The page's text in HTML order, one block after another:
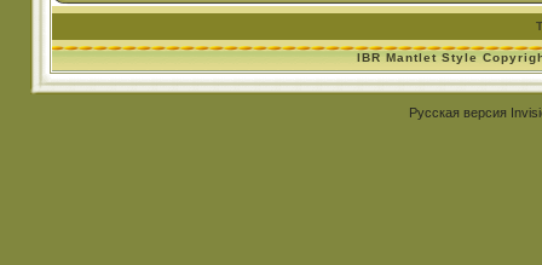
IBR Mantlet Style
Русская версия